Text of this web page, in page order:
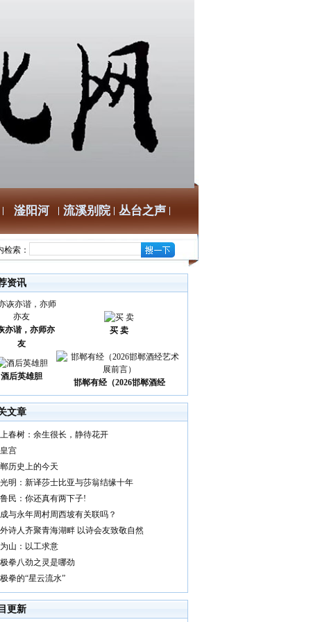
滏阳河 流溪别院 丛台之声
检索：
资讯
亦谐，亦师亦
友
买 卖
酒后英雄胆
邯郸有经（2026邯郸酒经
文章
春树：余生很长，静待花开
宫
历史上的今天
明：新译莎士比亚与莎翁结缘十年
民：你还真有两下子!
与永年周村周西坡有关联吗？
诗人齐聚青海湖畔 以诗会友致敬自然
山：以工求意
拳八劲之灵是哪劲
拳的“星云流水”
更新